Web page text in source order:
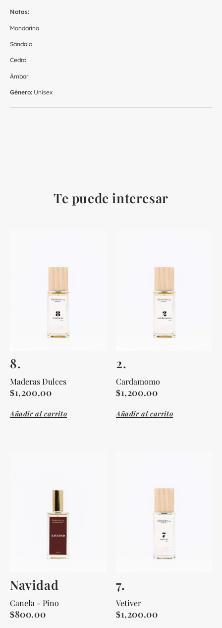
Notas:
Mandarina
Sándalo
Cedro
Ámbar
Género: Unisex
Te puede interesar
8.
Maderas Dulces
$1,200.00
Añadir al carrito
2.
Cardamomo
$1,200.00
Añadir al carrito
Navidad
Canela - Pino
$800.00
7.
Vetiver
$1,200.00